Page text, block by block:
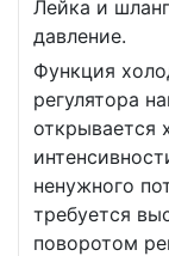
Лейка и
давление.
Функция
регулятора
открывается
ненужного
требуется
поворотом